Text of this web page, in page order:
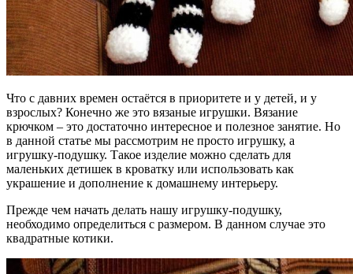
Что с давних времен остаётся в приоритете и у детей, и у
взрослых? Конечно же это вязаные игрушки. Вязание
крючком – это достаточно интересное и полезное занятие. Но
в данной статье мы рассмотрим не просто игрушку, а
игрушку-подушку. Такое изделие можно сделать для
маленьких детишек в кроватку или использовать как
украшение и дополнение к домашнему интерьеру.
Прежде чем начать делать нашу игрушку-подушку,
необходимо определиться с размером. В данном случае это
квадратные котики.